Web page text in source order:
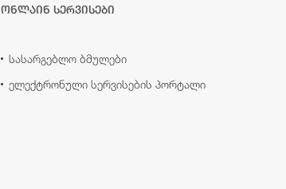
ონლაინ სერვისები
სასარგებლო ბმულები
ელექტრონული სერვისების პორტალი